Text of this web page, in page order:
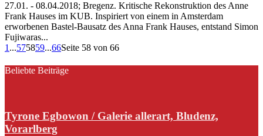
27.01. - 08.04.2018; Bregenz. Kritische Rekonstruktion des Anne
Frank Hauses im KUB. Inspiriert von einem in Amsterdam
erworbenen Bastel-Bausatz des Anna Frank Hauses, entstand Simon
Fujiwaras...
1 ...575859...66Seite 58 von 66
Beliebte Beiträge
Tyrone Egbowon / Galerie allerart, Bludenz,
Vorarlberg